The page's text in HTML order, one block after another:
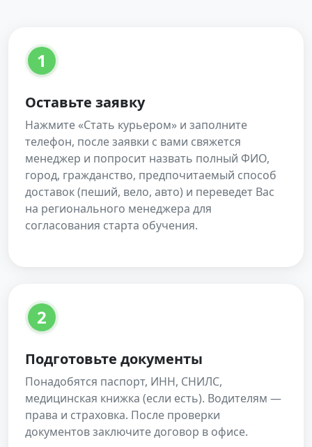
1
Оставьте заявку
Нажмите «Стать курьером» и заполните
телефон, после заявки с вами свяжется
менеджер и попросит назвать полный ФИО,
город, гражданство, предпочитаемый способ
доставок (пеший, вело, авто) и переведет Вас
на регионального менеджера для
согласования старта обучения.
2
Подготовьте документы
Понадобятся паспорт, ИНН, СНИЛС,
медицинская книжка (если есть). Водителям —
права и страховка. После проверки
документов заключите договор в офисе.